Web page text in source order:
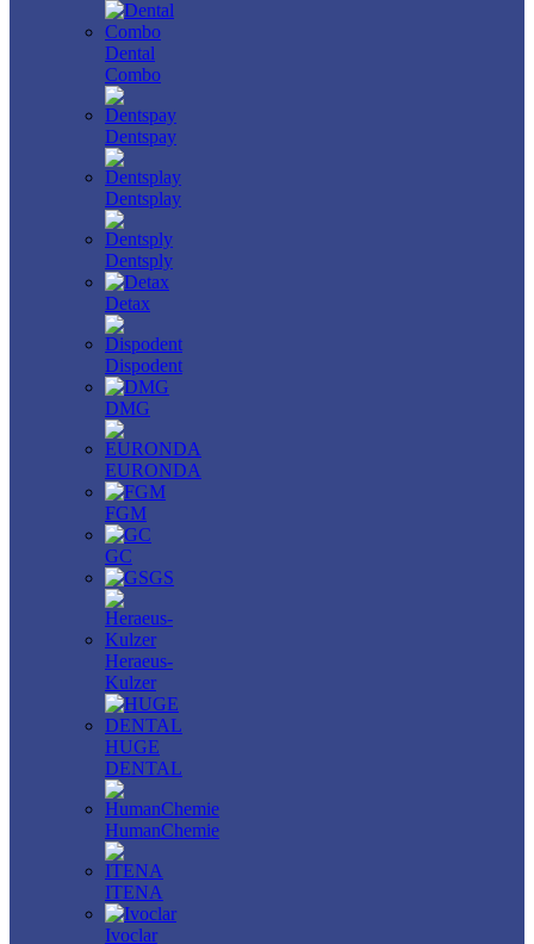
Dental
Combo
Dentspay
Dentsplay
Dentsply
Detax
Dispodent
DMG
EURONDA
FGM
GC
GS
Heraeus-
Kulzer
HUGE
DENTAL
HumanChemie
ITENA
Ivoclar